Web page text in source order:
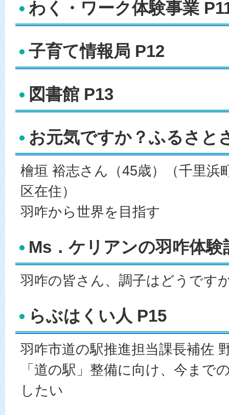
わく・ワーク体験事業
子育て情報局 P12
図書館 P13
お元気ですか？ふるさと
檜垣 裕志さん（45歳）（千里浜
区在住）
羽咋から世界を目指す
Ms．ケリアンの羽咋体験
羽咋の皆さん、調子はどうです
らぶはくい人 P15
羽咋市道の駅推進担当課長補佐
「道の駅」整備に向け、今まで
したい